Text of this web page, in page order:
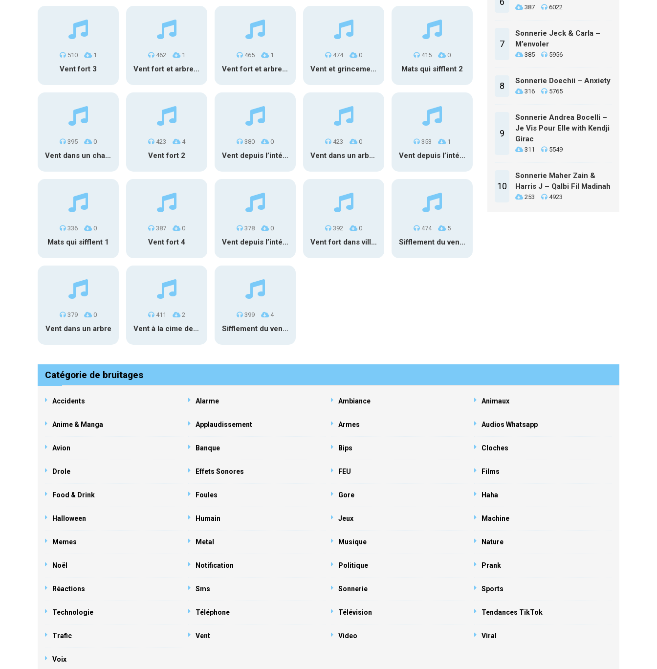
510 1
Vent fort 3
462 1
Vent fort et arbres 3
465 1
Vent fort et arbres 1
474 0
Vent et grincements d’arbre
415 0
Mats qui sifflent 2
395 0
Vent dans un champ de maïs
423 4
Vent fort 2
380 0
Vent depuis l’intérieur 2
423 0
Vent dans un arbuste
353 1
Vent depuis l’intérieur 1
336 0
Mats qui sifflent 1
387 0
Vent fort 4
378 0
Vent depuis l’intérieur 3
392 0
Vent fort dans village
474 5
Sifflement du vent 1
379 0
Vent dans un arbre
411 2
Vent à la cime des arbres
399 4
Sifflement du vent 2
387 6022
7
Sonnerie Jeck & Carla –
M’envoler
385 5956
8 Sonnerie Doechii – Anxiety
316 5765
9
Sonnerie Andrea Bocelli –
Je Vis Pour Elle with Kendji
Girac
311 5549
10
Sonnerie Maher Zain &
Harris J – Qalbi Fil Madinah
253 4923
Catégorie de bruitages
Accidents Alarme Ambiance Animaux
Anime & Manga Applaudissement Armes Audios Whatsapp
Avion Banque Bips Cloches
Drole Effets Sonores FEU Films
Food & Drink Foules Gore Haha
Halloween Humain Jeux Machine
Memes Metal Musique Nature
Noël Notification Politique Prank
Réactions Sms Sonnerie Sports
Technologie Téléphone Télévision Tendances TikTok
Trafic Vent Video Viral
Voix